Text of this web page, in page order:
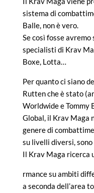
sistema di
Balle, non è vero.
Se così fosse
specialisti di Krav
Boxe, Lotta…
Per quanto ci siano
Rutten che è stato
Worldwide e Tommy
Global, il Krav Maga
genere di
su livelli diversi, sono
Il Krav Maga ricerca
rmance su ambiti
a seconda dell’area